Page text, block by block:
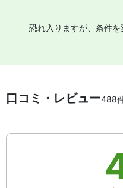
【館内施設・サービス】
客室数は全 72 室。インターネ
リーがあります。ご滞在中、
恐れ入りますが、条件を
口コミ・レビュー488